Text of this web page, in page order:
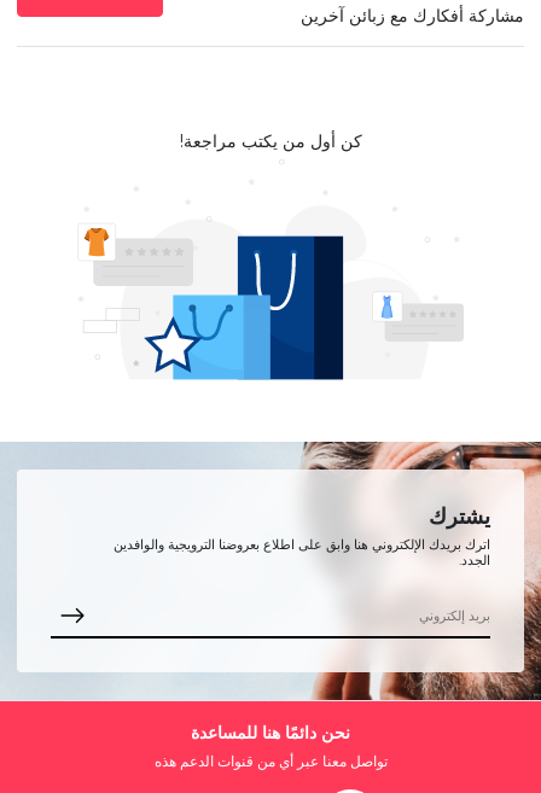
مشاركة أفكارك مع زبائن آخرين
كن أول من يكتب مراجعة!
يشترك
اترك بريدك الإلكتروني هنا وابق على اطلاع بعروضنا الترويجية والوافدين
الجدد.
نحن دائمًا هنا للمساعدة
تواصل معنا عبر أي من قنوات الدعم هذه